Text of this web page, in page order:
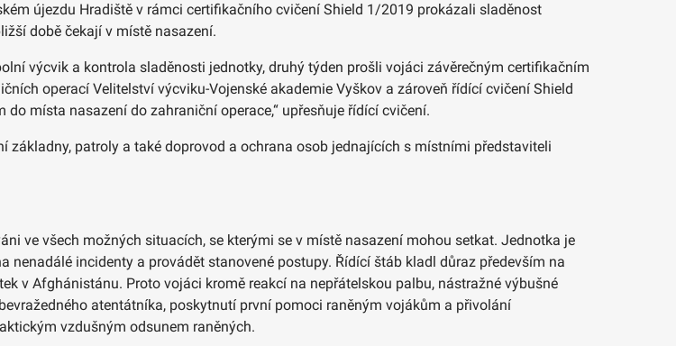
újezdu Hradiště v rámci certifikačního cvičení Shield 1/2019 prokázali sladěnost
době čekají v místě nasazení.
výcvik a kontrola sladěnosti jednotky, druhý týden prošli vojáci závěrečným certifikačním
operací Velitelství výcviku-Vojenské akademie Vyškov a zároveň řídící cvičení Shield
místa nasazení do zahraniční operace,“ upřesňuje řídící cvičení.
patroly a také doprovod a ochrana osob jednajících s místními představiteli
ve všech možných situacích, se kterými se v místě nasazení mohou setkat. Jednotka je
nenadálé incidenty a provádět stanovené postupy. Řídící štáb kladl důraz především na
v Afghánistánu. Proto vojáci kromě reakcí na nepřátelskou palbu, nástražné výbušné
atentátníka, poskytnutí první pomoci raněným vojákům a přivolání
vzdušným odsunem raněných.